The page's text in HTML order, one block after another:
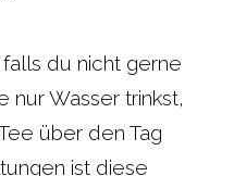
falls du nicht gerne
nur Wasser trinkst,
über den Tag
ist diese